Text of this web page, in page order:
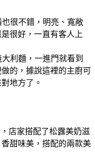
很不錯，明亮、寬敞
很好，一直有客人上
利麵，一進門就看到
的，據說這裡的主廚可
地方了。
店家搭配了松露美奶滋
甜味美，搭配的兩款美